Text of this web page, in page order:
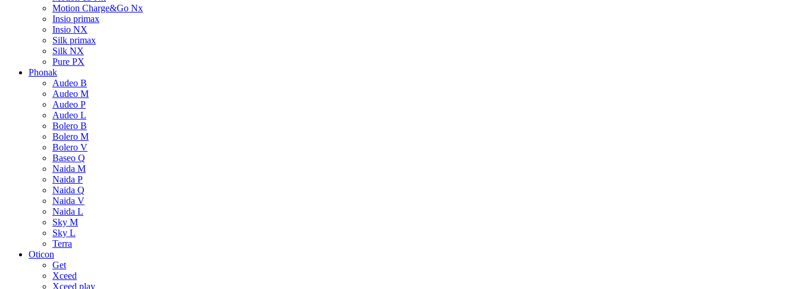
Motion Charge&Go Nx
Insio primax
Insio NX
Silk primax
Silk NX
Pure PX
Phonak
Audeo B
Audeo M
Audeo P
Audeo L
Bolero B
Bolero M
Bolero V
Baseo Q
Naida M
Naida P
Naida Q
Naida V
Naida L
Sky M
Sky L
Terra
Oticon
Get
Xceed
Xceed play